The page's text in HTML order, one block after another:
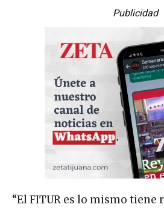
Publicidad
“El FITUR es lo mismo tiene